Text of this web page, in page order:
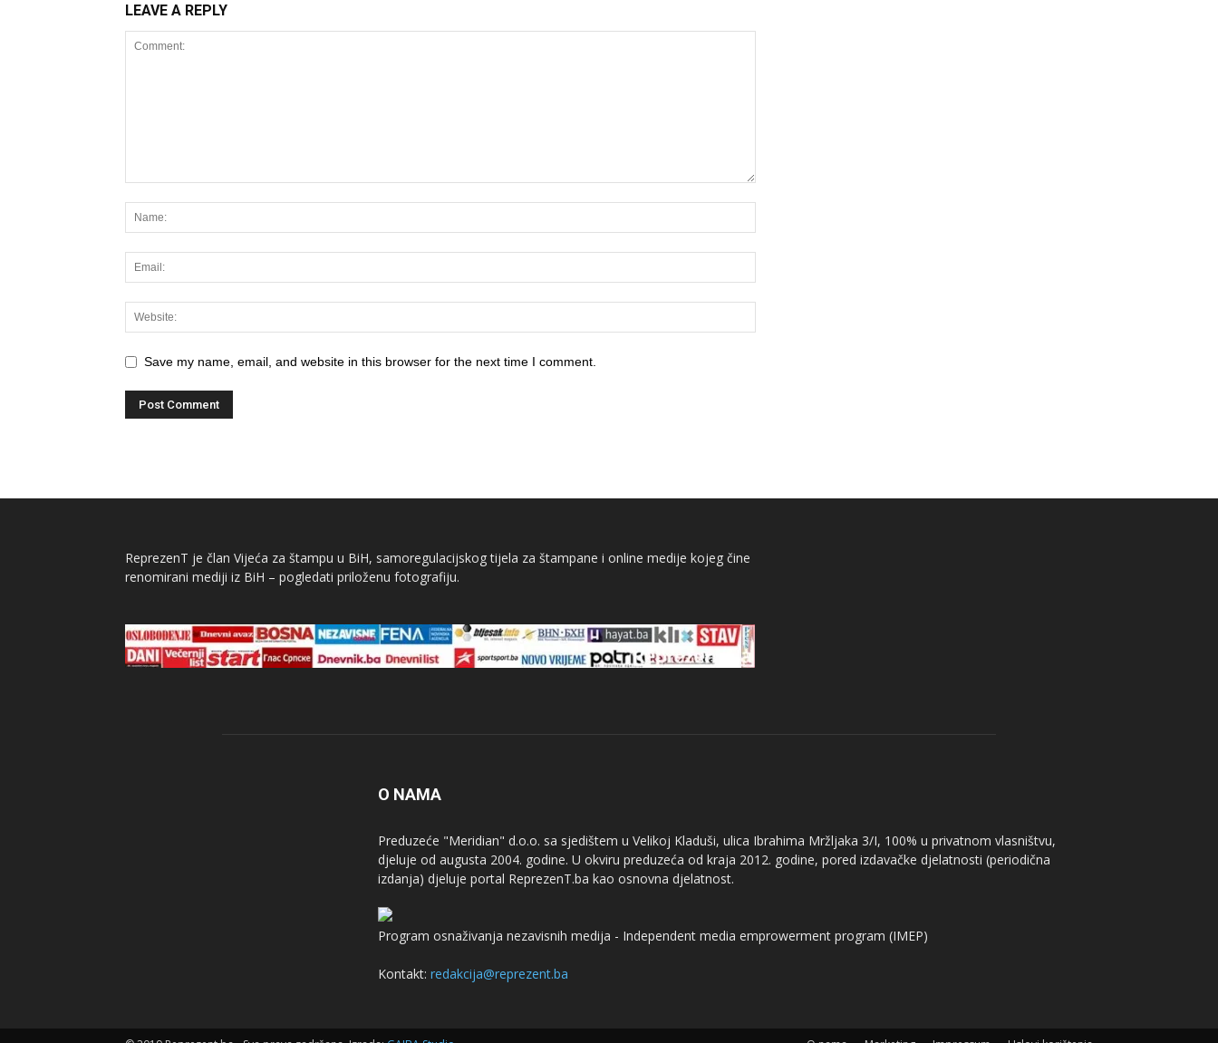
LEAVE A REPLY
Save my name, email, and website in this browser for the next time I comment.
ReprezenT je član Vijeća za štampu u BiH, samoregulacijskog tijela za štampane i online medije kojeg čine
renomirani mediji iz BiH – pogledati priloženu fotografiju.
O NAMA
Preduzeće "Meridian" d.o.o. sa sjedištem u Velikoj Kladuši, ulica Ibrahima Mržljaka 3/I, 100% u privatnom vlasništvu,
djeluje od augusta 2004. godine. U okviru preduzeća od kraja 2012. godine, pored izdavačke djelatnosti (periodična
izdanja) djeluje portal ReprezenT.ba kao osnovna djelatnost.
Program osnaživanja nezavisnih medija - Independent media emprowerment program (IMEP)
Kontakt: redakcija@reprezent.ba